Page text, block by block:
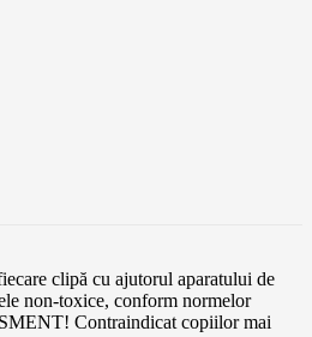
clipă cu ajutorul aparatului de
non-toxice, conform normelor
Contraindicat copiilor mai